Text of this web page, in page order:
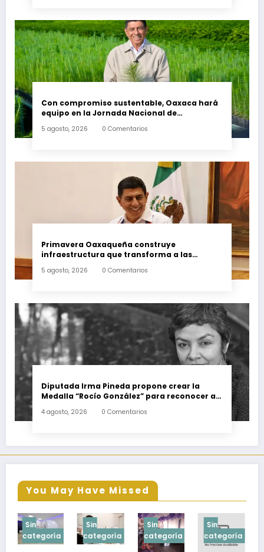
Con compromiso sustentable, Oaxaca hará
equipo en la Jornada Nacional de
5 agosto, 2026 0 Comentarios
Primavera Oaxaqueña construye
infraestructura que transforma a las
5 agosto, 2026 0 Comentarios
Diputada Irma Pineda propone crear la
Medalla “Rocío González” para reconocer a
4 agosto, 2026 0 Comentarios
You May Have Missed
Sin
categoría
Sin
categoría
Sin
categoría
Sin
categoría